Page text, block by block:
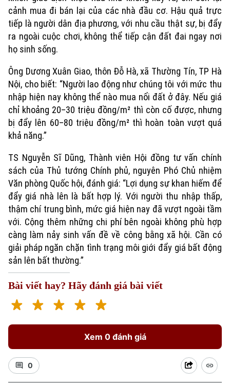
Xu hướng
cảnh mua đi bán lại của các nhà đầu cơ. Hậu quả trực
tiếp là người dân địa phương, với nhu cầu thật sự, bị đẩy
ra ngoài cuộc chơi, không thể tiếp cận đất đai ngay nơi
họ sinh sống.
Ông Dương Xuân Giao, thôn Đỗ Hà, xã Thường Tín, TP Hà
Nội, cho biết: “Người lao động như chúng tôi với mức thu
nhập hiện nay không thể nào mua nổi đất ở đây. Nếu giá
chỉ khoảng 20–30 triệu đồng/m² thì còn cố được, nhưng
bị đẩy lên 60–80 triệu đồng/m² thì hoàn toàn vượt quá
khả năng.”
TS Nguyễn Sĩ Dũng, Thành viên Hội đồng tư vấn chính
sách của Thủ tướng Chính phủ, nguyên Phó Chủ nhiệm
Văn phòng Quốc hội, đánh giá: “Lợi dụng sự khan hiếm để
đẩy giá nhà lên là bất hợp lý. Với người thu nhập thấp,
thậm chí trung bình, mức giá hiện nay đã vượt ngoài tầm
với. Cộng thêm những chi phí bên ngoài không phù hợp
càng làm nảy sinh vấn đề về công bằng xã hội. Cần có
giải pháp ngăn chặn tình trạng môi giới đẩy giá bất động
sản lên bất thường.”
Bài viết hay? Hãy đánh giá bài viết
Xem 0 đánh giá
0